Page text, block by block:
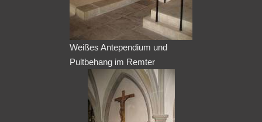
Weißes Antependium und
Pultbehang im Remter